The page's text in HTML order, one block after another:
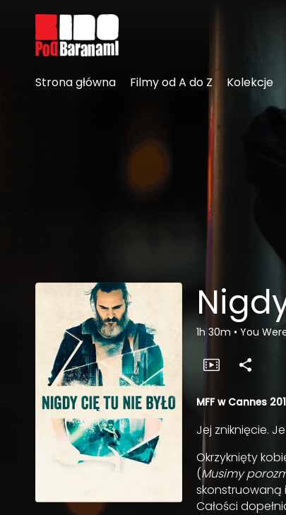
Linki ułatwień dostępu
Strona główna Filmy od A do Z Kolekcje
1h 30m • You
MFF w Cannes
Jej zniknięcie.
Okrzyknięty
(Musimy
skonstruowaną
Całości